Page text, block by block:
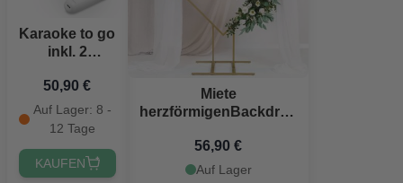
Karaoke to go
inkl. 2
50,90 €
Auf Lager: 8 -
12 Tage
KAUFEN
Miete
herzförmigenBackdrop
56,90 €
Auf Lager